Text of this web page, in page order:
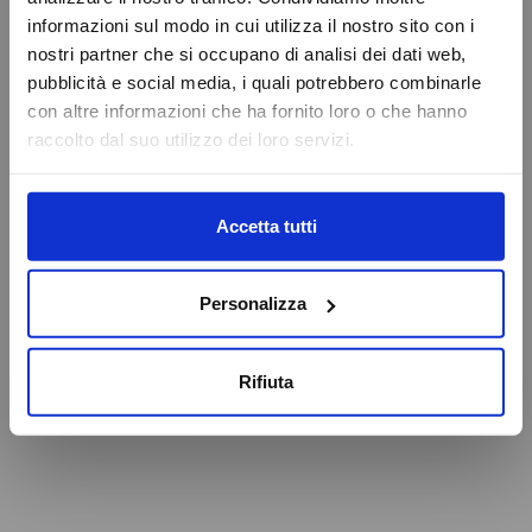
informazioni sul modo in cui utilizza il nostro sito con i
nostri partner che si occupano di analisi dei dati web,
pubblicità e social media, i quali potrebbero combinarle
con altre informazioni che ha fornito loro o che hanno
raccolto dal suo utilizzo dei loro servizi.
Accetta tutti
Personalizza
Rifiuta
Online Booking
Service Eschini Auto
Magazzino e Ricambi
VAI ALLA HOMEPAGE
Attenzione
Caricamento veicoli non riuscito